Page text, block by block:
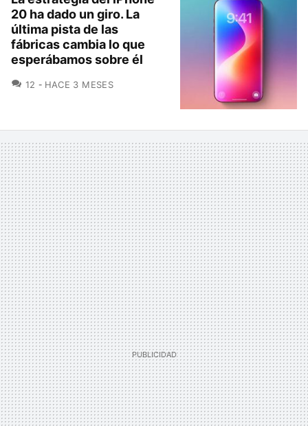
20 ha dado un giro. La
última pista de las
fábricas cambia lo que
esperábamos sobre él
12 COMENTARIOS
HACE 3 MESES